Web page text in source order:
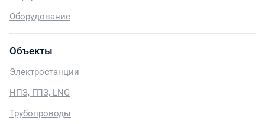
Оборудование
Объекты
Электростанции
НПЗ, ГПЗ, LNG
Трубопроводы